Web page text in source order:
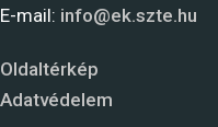
E-mail: info@ek.szte.hu
Oldaltérkép
Adatvédelem